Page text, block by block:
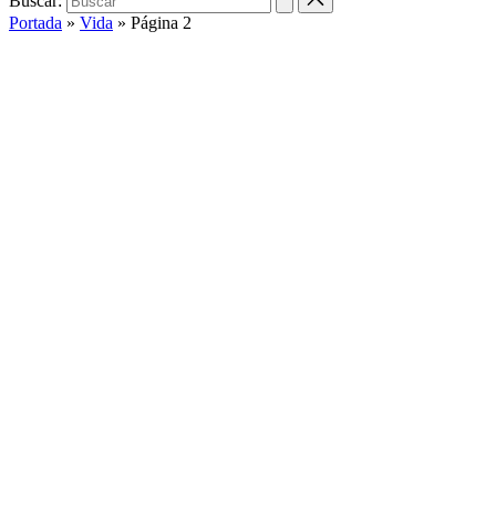
Portada » Vida » Página 2